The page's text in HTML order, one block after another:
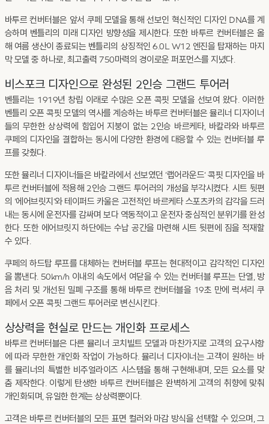
바투르 컨버터블은 앞서 쿠페 모델을 통해 선보인 혁신적인 디자인 DNA를 계
승하며 벤틀리의 미래 디자인 방향성을 제시한다. 또한 바투르 컨버터블은 올
해 여름 생산이 종료되는 벤틀리의 상징적인 6.0L W12 엔진을 탑재하는 마지
막 모델 중 하나로, 최고출력 750마력의 경이로운 퍼포먼스를 지녔다.
비스포크 디자인으로 완성된 2인승 그랜드 투어러
벤틀리는 1919년 창립 이래로 수많은 오픈 콕핏 모델을 선보여 왔다. 이러한
벤틀리 오픈 콕핏 모델의 역사를 계승하는 바투르 컨버터블은 뮬리너 디자이너
들의 무한한 상상력에 힘입어 지붕이 없는 2인승 바르케타, 바칼라와 바투르
쿠페의 디자인을 결합하는 동시에 다양한 환경에 대응할 수 있는 컨버터블 루
프를 갖췄다.
또한 뮬리너 디자이너들은 바칼라에서 선보였던 ‘랩어라운드’ 콕핏 디자인을 바
투르 컨버터블에 적용해 2인승 그랜드 투어러의 개성을 부각시켰다. 시트 뒷편
의 ‘에어브릿지’와 테이퍼드 카울은 고전적인 바르케타 스포츠카의 감각을 드러
내는 동시에 운전자를 감싸며 보다 역동적이고 운전자 중심적인 분위기를 완성
한다. 또한 에어브릿지 하단에는 수납 공간을 마련해 시트 뒷편에 짐을 적재할
수 있다.
쿠페의 하드탑 루프를 대체하는 컨버터블 루프는 현대적이고 감각적인 디자인
을 뽐낸다. 50km/h 이내의 속도에서 여닫을 수 있는 컨버터블 루프는 단열, 방
음 처리 및 개선된 밀폐 구조를 통해 바투르 컨버터블을 19초 만에 럭셔리 쿠
페에서 오픈 콕핏 그랜드 투어러로 변신시킨다.
상상력을 현실로 만드는 개인화 프로세스
바투르 컨버터블은 다른 뮬리너 코치빌트 모델과 마찬가지로 고객의 요구사항
에 따라 무한한 개인화 작업이 가능하다. 뮬리너 디자이너는 고객이 원하는 바
를 뮬리너의 특별한 비주얼라이즈 시스템을 통해 구현해내며, 모든 요소를 맞
춤 제작한다. 이렇게 탄생한 바투르 컨버터블은 완벽하게 고객의 취향에 맞춰
개인화되며, 유일한 한계는 상상력뿐이다.
고객은 바투르 컨버터블의 모든 표면 컬러와 마감 방식을 선택할 수 있으며, 그